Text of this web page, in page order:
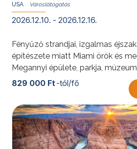
USA
2026.12.10. - 2026.12.16.
Fényűző strandjai, izgalmas
építészete miatt Miami örök és
Megannyi épülete, parkja,
mellett egy percre sem lehet
városlátogatásunk Miami
megfejteni és a remekbe szabott
mögé bepillantani.
További érdekességekért az
Államokról kattintson ide.
829 000 Ft -tól/fő